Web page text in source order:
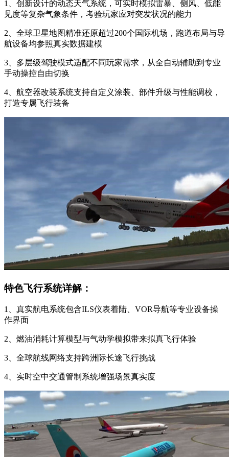
1、创新设计的动态天气系统，可实时模拟雷暴、侧风、低能
见度等复杂气象条件，考验玩家应对突发状况的能力
2、全球卫星地图精准还原超过200个国际机场，跑道布局与导
航设备均参照真实数据建模
3、多层级驾驶模式适配不同玩家需求，从全自动辅助到专业
手动操控自由切换
4、航空器改装系统支持自定义涂装、部件升级与性能调校，
打造专属飞行装备
特色飞行系统详解：
1、真实航电系统包含ILS仪表着陆、VOR导航等专业设备操
作界面
2、燃油消耗计算模型与气动学模拟带来拟真飞行体验
3、全球航线网络支持跨洲际长途飞行挑战
4、实时空中交通管制系统增强场景真实度